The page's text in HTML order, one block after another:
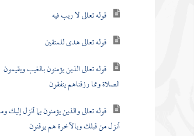
قوله تعالى لا ريب فيه
قوله تعالى هدى للمتقين
قوله تعالى الذين يؤمنون بالغيب ويقيمون
الصلاة ومما رزقناهم ينفقون
قوله تعالى والذين يؤمنون بما أنزل إليك
أنزل من قبلك وبالآخرة هم يوقنون